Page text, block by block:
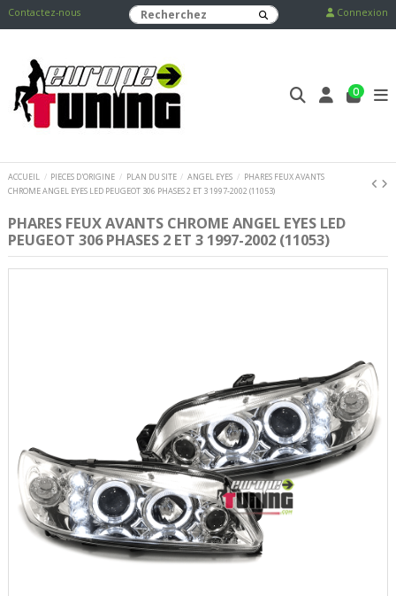
Contactez-nous Connexion
0
ACCUEIL PIECES D'ORIGINE PLAN DU SITE ANGEL EYES
PHARES FEUX AVANTS
CHROME ANGEL EYES LED PEUGEOT 306 PHASES 2 ET 3 1997-2002 (11053)
PHARES FEUX AVANTS CHROME ANGEL EYES LED
PEUGEOT 306 PHASES 2 ET 3 1997-2002 (11053)